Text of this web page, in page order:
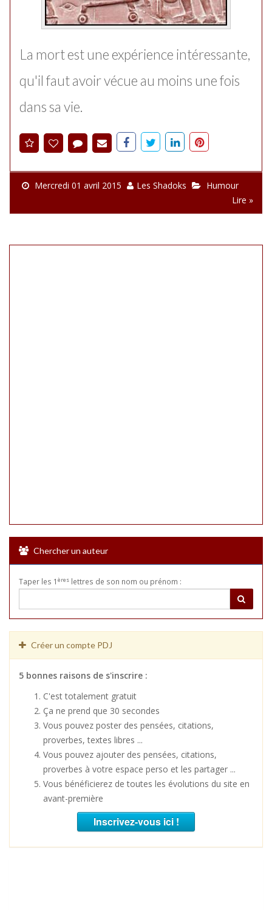
La mort est une expérience intéressante,
qu'il faut avoir vécue au moins une fois
dans sa vie.
Mercredi 01 avril 2015 Les Shadoks
Humour
Lire »
Chercher un auteur
Taper les 1 ères lettres de son nom ou prénom :
Créer un compte PDJ
5 bonnes raisons de s'inscrire :
C'est totalement gratuit
Ça ne prend que 30 secondes
Vous pouvez poster des pensées, citations,
proverbes, textes libres ...
Vous pouvez ajouter des pensées, citations,
proverbes à votre espace perso et les partager ...
Vous bénéficierez de toutes les évolutions du site en
avant-première
Inscrivez-vous ici !